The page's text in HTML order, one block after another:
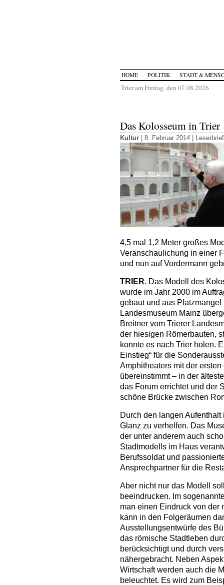
HOME POLITIK STADT &
Trier am Freitag, den 07.08.2026
Das Kolosseum in Trier
Kultur | 8. Februar 2014 |
4,5 mal 1,2 Meter großes
Veranschaulichung in einer
und nun auf Vordermann
TRIER. Das Modell des
wurde im Jahr 2000 im
gebaut und aus
Landesmuseum Mainz
Breitner vom Trierer
der hiesigen Römerbauten,
konnte es nach Trier holen.
Einstieg“ für die
Amphitheaters mit der
übereinstimmt – in der
das Forum errichtet und der
schöne Brücke zwischen
Durch den langen
Glanz zu verhelfen. Das
der unter anderem auch
Stadtmodells im Haus
Berufssoldat und
Ansprechpartner für die
Aber nicht nur das Modell
beeindrucken. Im
man einen Eindruck von der
kann in den Folgeräumen
Ausstellungsentwürfe des
das römische Stadtleben
berücksichtigt und durch
nähergebracht. Neben
Wirtschaft werden auch die
beleuchtet. Es wird zum